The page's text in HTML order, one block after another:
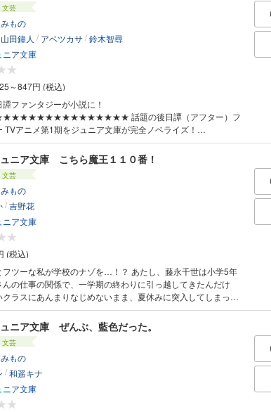
文芸
もの
山田鐘人 / アベツカサ/鈴木智尋
ニア文庫
～847円 (税込)
ファンタジーが小説に！
話題の後日譚（アフター）フ
TVアニメ第1期をジュニア文庫が完全ノベライズ！
これは、冒険の終わりからは
僧侶ハイター、
、そして、魔法使いのフリーレン。 10年にわたる冒険の
った4人は、 50年に一度の流星群をながめます。 「もっとき
場所知ってるから、案内するよ」 と言うフリーレンの言葉
約束しますが……。 長い時を生きる魔法使いフリー
「人間を知る旅」に出ることにしたのか？ 話題の後日譚
齢：中学年から ※この作品はカラーが含まれます。
ニア文庫 こちら魔王１１０番！
文芸
もの
/吉野花
ニア文庫
(税込)
私が学校のナゾを…！？ あたし、藤永千世は小学5年
の仕事の関係で、一学期の終わりに引っ越してきたんだけ
クラスにあんまりなじめないまま、夏休みに突入してしまっ
、あたしは不思議な女の子と出会う。 しゃべるクマのぬい
れ、クマの眼帯をしたその美少女の名前は翡翠。東方魔界から
の娘」さんで、なぜかあたしのことを「ずっと探していた」と
と同じクオリティのイラストが収
ます。
ニア文庫 ぜんぶ、藍色だった。
文芸
もの
/和遥キナ
ニア文庫